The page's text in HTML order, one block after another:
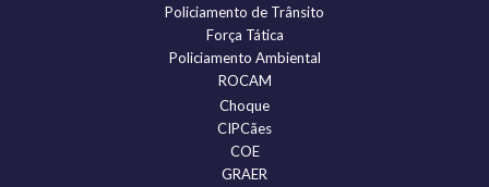
Policiamento de Trânsito
Força Tática
Policiamento Ambiental
ROCAM
Choque
CIPCães
COE
GRAER